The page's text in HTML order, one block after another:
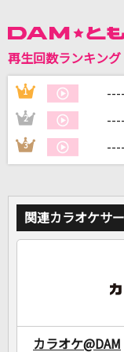
再生回数ランキング
1
2
3
関連カラオケサ
カラオケ@DAM